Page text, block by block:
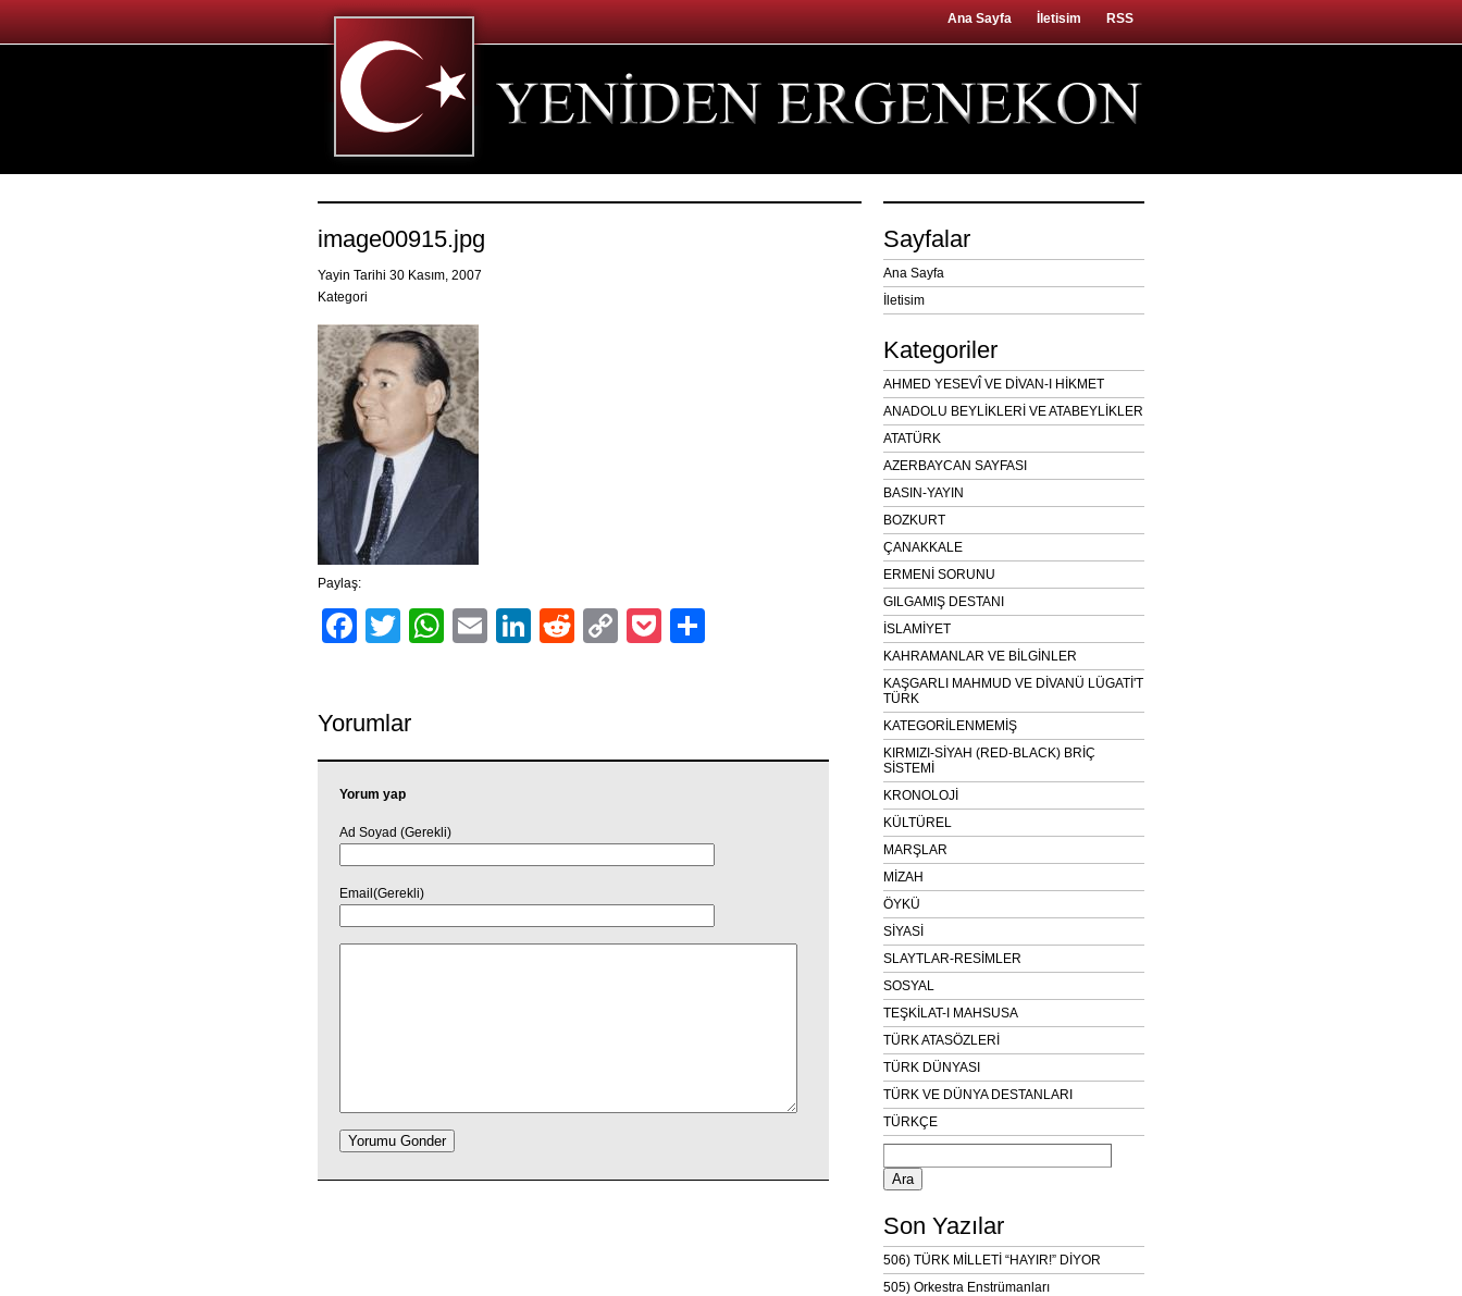
Ana Sayfa İletisim RSS
image00915.jpg
Yayin Tarihi 30 Kasım, 2007
Kategori
Paylaş:
Facebook
TwitterWhatsApp
EmailLinkedIn
RedditCopyPocket
Yorumlar
Yorum yap
Ad Soyad (Gerekli)
Email(Gerekli)
Sayfalar
Ana Sayfa
İletisim
Kategoriler
AHMED YESEVÎ VE DİVAN-I HİKMET
ANADOLU BEYLİKLERİ VE ATABEYLİKLER
ATATÜRK
AZERBAYCAN SAYFASI
BASIN-YAYIN
BOZKURT
ÇANAKKALE
ERMENİ SORUNU
GILGAMIŞ DESTANI
İSLAMİYET
KAHRAMANLAR VE BİLGİNLER
KAŞGARLI MAHMUD VE DİVANÜ LÜGATİ'T
TÜRK
KATEGORİLENMEMİŞ
KIRMIZI-SİYAH (RED-BLACK) BRİÇ
SİSTEMİ
KRONOLOJİ
KÜLTÜREL
MARŞLAR
MİZAH
ÖYKÜ
SİYASİ
SLAYTLAR-RESİMLER
SOSYAL
TEŞKİLAT-I MAHSUSA
TÜRK ATASÖZLERİ
TÜRK DÜNYASI
TÜRK VE DÜNYA DESTANLARI
TÜRKÇE
Arama:
Son Yazılar
506) TÜRK MİLLETİ “HAYIR!” DİYOR
505) Orkestra Enstrümanları